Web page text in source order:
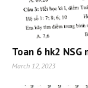
Toan 6 hk2
March 12, 2023